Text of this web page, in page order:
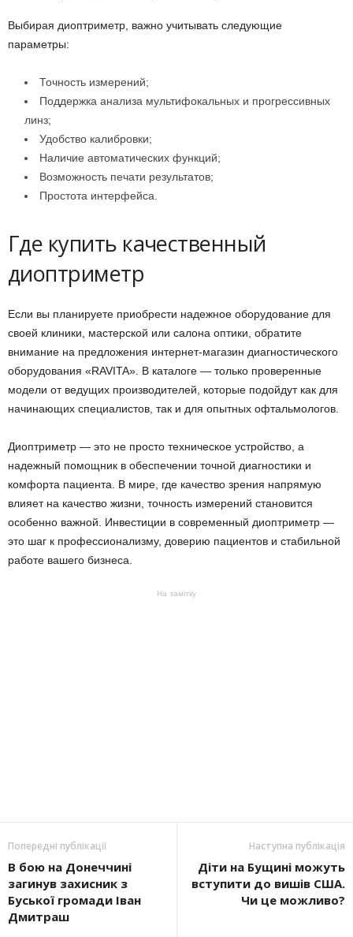
Выбирая диоптриметр, важно учитывать следующие
параметры:
Точность измерений;
Поддержка анализа мультифокальных и прогрессивных
линз;
Удобство калибровки;
Наличие автоматических функций;
Возможность печати результатов;
Простота интерфейса.
Где купить качественный
диоптриметр
Если вы планируете приобрести надежное оборудование для
своей клиники, мастерской или салона оптики, обратите
внимание на предложения интернет-магазин диагностического
оборудования «RAVITA». В каталоге — только проверенные
модели от ведущих производителей, которые подойдут как для
начинающих специалистов, так и для опытных офтальмологов.
Диоптриметр — это не просто техническое устройство, а
надежный помощник в обеспечении точной диагностики и
комфорта пациента. В мире, где качество зрения напрямую
влияет на качество жизни, точность измерений становится
особенно важной. Инвестиции в современный диоптриметр —
это шаг к профессионализму, доверию пациентов и стабильной
работе вашего бизнеса.
На замітку
Попередні публікації
В бою на Донеччині
загинув захисник з
Буської громади Іван
Дмитраш
Наступна публікація
Діти на Бущині можуть
вступити до вишів США.
Чи це можливо?